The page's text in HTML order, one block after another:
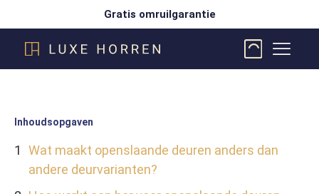
Gratis omruilgarantie
Inhoudsopgaven
Wat maakt openslaande deuren anders dan
andere deurvarianten?